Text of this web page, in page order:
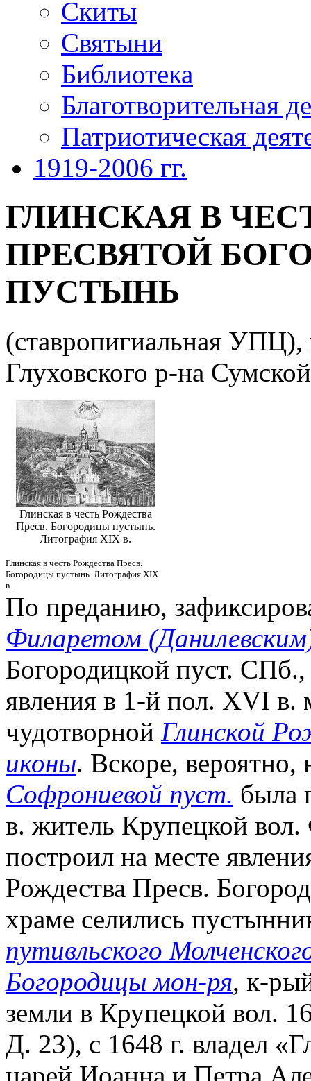
Скиты
Святыни
Библиотека
Благотворительная
Патриотическая
1919-2006 гг.
ГЛИНСКАЯ В
ПРЕСВЯТОЙ
ПУСТЫНЬ
(ставропигиальная УПЦ),
Глуховского р-на
Глинская в честь Рождества
Пресв. Богородицы пустынь.
Литография XIX в.
Глинская в честь Рождества Пресв.
Богородицы пустынь. Литография XIX
в.
По преданию,
Филаретом
Богородицкой пуст.
явления в 1-й пол. XVI в.
чудотворной Глинской
иконы. Вскоре,
Софрониевой пуст. была
в. житель Крупецкой
построил на месте
Рождества Пресв.
храме селились
путивльского
Богородицы мон-ря, к-
земли в Крупецкой вол.
Д. 23), с 1648 г. владел
царей Иоанна и Петра